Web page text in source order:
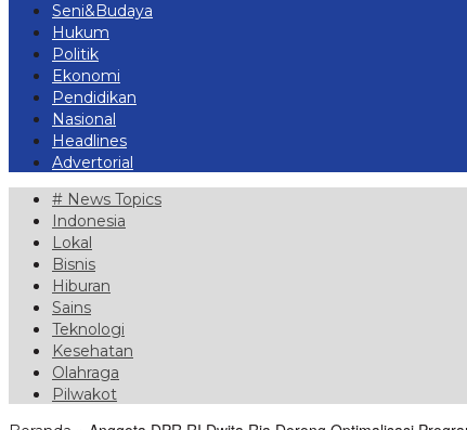
Seni&Budaya
Hukum
Politik
Ekonomi
Pendidikan
Nasional
Headlines
Advertorial
# News Topics
Indonesia
Lokal
Bisnis
Hiburan
Sains
Teknologi
Kesehatan
Olahraga
Pilwakot